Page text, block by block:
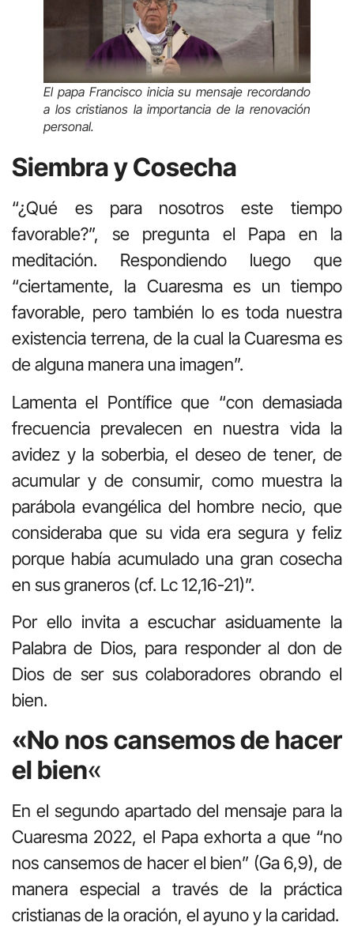
El papa Francisco inicia su mensaje recordando
a los cristianos la importancia de la renovación
personal.
Siembra y Cosecha
“¿Qué es para nosotros este tiempo
favorable?”, se pregunta el Papa en la
meditación. Respondiendo luego que
“ciertamente, la Cuaresma es un tiempo
favorable, pero también lo es toda nuestra
existencia terrena, de la cual la Cuaresma es
de alguna manera una imagen”.
Lamenta el Pontífice que “con demasiada
frecuencia prevalecen en nuestra vida la
avidez y la soberbia, el deseo de tener, de
acumular y de consumir, como muestra la
parábola evangélica del hombre necio, que
consideraba que su vida era segura y feliz
porque había acumulado una gran cosecha
en sus graneros (cf. Lc 12,16-21)”.
Por ello invita a escuchar asiduamente la
Palabra de Dios, para responder al don de
Dios de ser sus colaboradores obrando el
bien.
«No nos cansemos de hacer
el bien«
En el segundo apartado del mensaje para la
Cuaresma 2022, el Papa exhorta a que “no
nos cansemos de hacer el bien” (Ga 6,9), de
manera especial a través de la práctica
cristianas de la oración, el ayuno y la caridad.